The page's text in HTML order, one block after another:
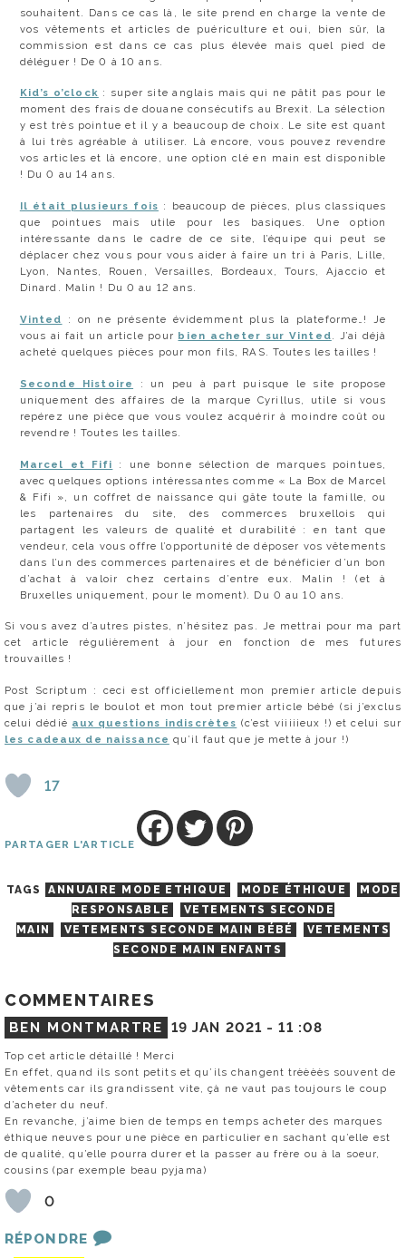
souhaitent. Dans ce cas là, le site prend en charge la vente de
vos vêtements et articles de puériculture et oui, bien sûr, la
commission est dans ce cas plus élevée mais quel pied de
déléguer ! De 0 à 10 ans.
Kid’s o’clock : super site anglais mais qui ne pâtit pas pour le
moment des frais de douane consécutifs au Brexit. La sélection
y est très pointue et il y a beaucoup de choix. Le site est quant
à lui très agréable à utiliser. Là encore, vous pouvez revendre
vos articles et là encore, une option clé en main est disponible
! Du 0 au 14 ans.
Il était plusieurs fois : beaucoup de pièces, plus classiques
que pointues mais utile pour les basiques. Une option
intéressante dans le cadre de ce site, l’équipe qui peut se
déplacer chez vous pour vous aider à faire un tri à Paris, Lille,
Lyon, Nantes, Rouen, Versailles, Bordeaux, Tours, Ajaccio et
Dinard. Malin ! Du 0 au 12 ans.
Vinted
: on ne présente évidemment plus la plateforme…! Je
vous ai fait un article pour bien acheter sur Vinted. J’ai déjà
acheté quelques pièces pour mon fils, RAS. Toutes les tailles !
Seconde Histoire
: un peu à part puisque le site propose
uniquement des affaires de la marque Cyrillus, utile si vous
repérez une pièce que vous voulez acquérir à moindre coût ou
revendre ! Toutes les tailles.
Marcel et Fifi : une bonne sélection de marques pointues,
avec quelques options intéressantes comme « La Box de Marcel
& Fifi », un coffret de naissance qui gâte toute la famille, ou
les partenaires du site, des commerces bruxellois qui
partagent les valeurs de qualité et durabilité : en tant que
vendeur, cela vous offre l’opportunité de déposer vos vêtements
dans l’un des commerces partenaires et de bénéficier d’un bon
d’achat à valoir chez certains d’entre eux. Malin ! (et à
Bruxelles uniquement, pour le moment). Du 0 au 10 ans.
Si vous avez d’autres pistes, n’hésitez pas. Je mettrai pour ma part
cet article régulièrement à jour en fonction de mes futures
trouvailles !
Post Scriptum : ceci est officiellement mon premier article depuis
que j’ai repris le boulot et mon tout premier article bébé (si j’exclus
celui dédié aux questions indiscrètes (c’est viiiiieux !) et celui sur
les cadeaux de naissance qu’il faut que je mette à jour !)
17
PARTAGER L'ARTICLE
TAGS ANNUAIRE MODE ETHIQUE MODE ÉTHIQUE
MODE
RESPONSABLE
VETEMENTS SECONDE
MAIN
VETEMENTS SECONDE MAIN BÉBÉ
VETEMENTS
SECONDE MAIN ENFANTS
COMMENTAIRES
BEN MONTMARTRE 19 JAN 2021 -11 :08
Top cet article détaillé ! Merci
En effet, quand ils sont petits et qu’ils changent trèèèès souvent de
vêtements car ils grandissent vite, çà ne vaut pas toujours le coup
d’acheter du neuf.
En revanche, j’aime bien de temps en temps acheter des marques
éthique neuves pour une pièce en particulier en sachant qu’elle est
de qualité, qu’elle pourra durer et la passer au frère ou à la soeur,
cousins (par exemple beau pyjama)
0
RÉPONDRE